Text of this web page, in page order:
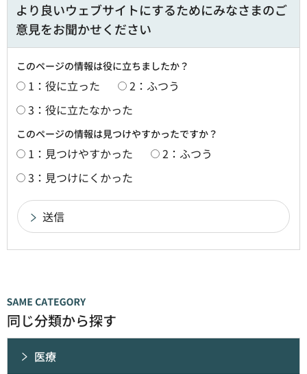
より良いウェブサイトにするためにみなさまのご
意見をお聞かせください
このページの情報は役に立ちましたか？
1：役に立った
2：ふつう
3：役に立たなかった
このページの情報は見つけやすかったですか？
1：見つけやすかった
2：ふつう
3：見つけにくかった
同じ分類から探す
医療